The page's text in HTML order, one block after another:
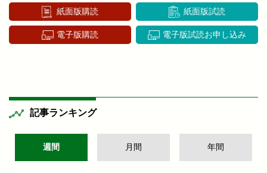
紙面版購読 紙面版試読
電子版購読 電子版試読お申し込み
記事ランキング
週間 月間 年間